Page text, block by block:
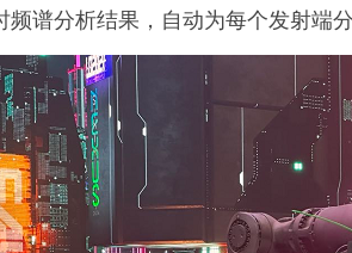
频谱分析结果，自动为每个发射端